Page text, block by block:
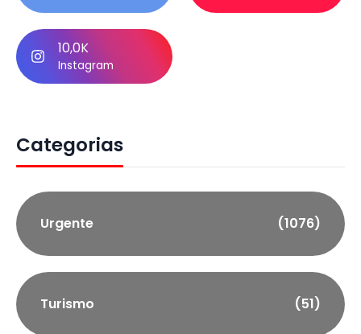
10,0K
Instagram
Categorias
Urgente (1076)
Turismo (51)